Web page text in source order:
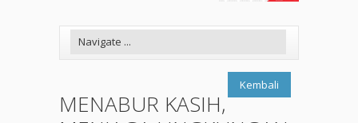
Kembali
MENABUR KASIH,